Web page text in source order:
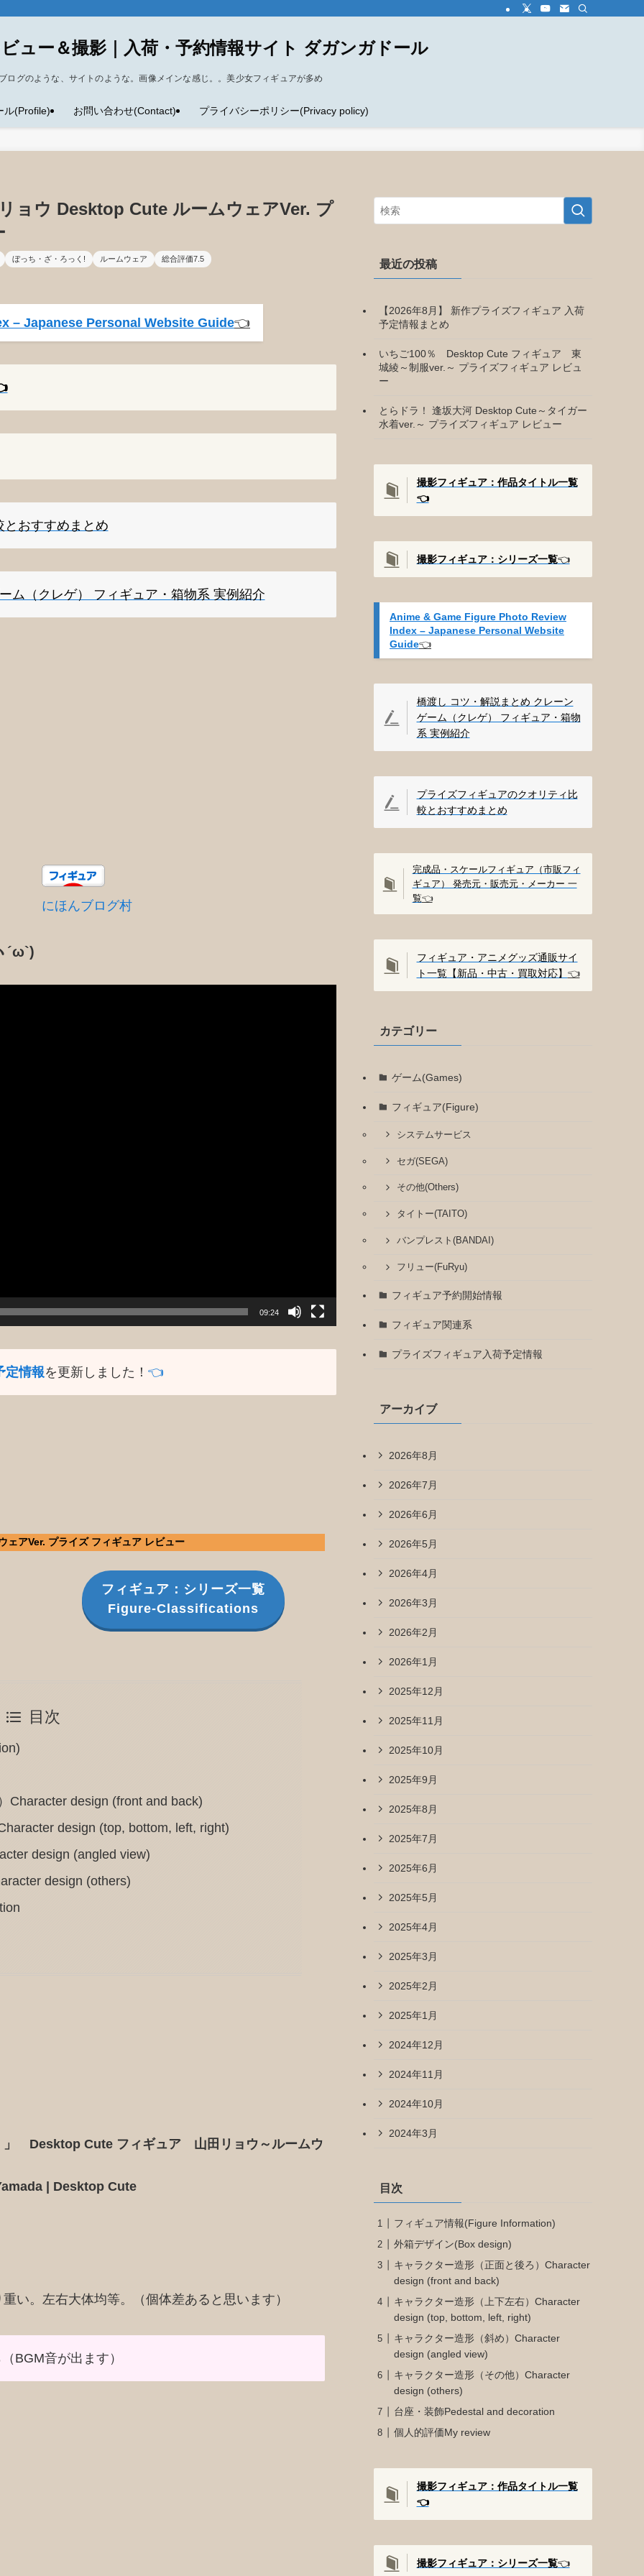
ュー＆撮影｜入荷・予約情報サイト ダガンガドール
ブログのような、サイトのような。画像メインな感じ。。美少女フィギュアが多め
ル(Profile) お問い合わせ(Contact) プライバシーポリシー(Privacy policy)
ョウ Desktop Cute ルームウェアVer. プ
ぼっち・ざ・ろっく! ルームウェア 総合評価7.5
– Japanese Personal Website Guide👈️
とおすすめまとめ
ム（クレゲ） フィギュア・箱物系 実例紹介
にほんブログ村
´ω`)
09:24
定情報を更新しました！ 👈️
アVer. プライズ フィギュア レビュー
フィギュア：シリーズ一覧
Figure-Classifications
目次
Character design (front and back)
design (top, bottom, left, right)
design (angled view)
design (others)
」 Desktop Cute フィギュア 山田リョウ～ルームウ
| Desktop Cute
い。左右大体均等。（個体差あると思います）
BGM音が出ます）
最近の投稿
【2026年8月】 新作プライズフィギュア 入荷
予定情報まとめ
いちご100％ Desktop Cute フィギュア 東
城綾～制服ver.～ プライズフィギュア レビュ
ー
とらドラ！ 逢坂大河 Desktop Cute～タイガー
水着ver.～ プライズフィギュア レビュー
撮影フィギュア：作品タイトル一覧
👈️
撮影フィギュア：シリーズ一覧👈️
Anime & Game Figure Photo Review
Index – Japanese Personal Website
Guide👈️
橋渡し コツ・解説まとめ クレーン
ゲーム（クレゲ） フィギュア・箱物
系 実例紹介
プライズフィギュアのクオリティ比
較とおすすめまとめ
完成品・スケールフィギュア（市販フィ
ギュア） 発売元・販売元・メーカー 一
覧👈️
フィギュア・アニメグッズ通販サイ
ト一覧【新品・中古・買取対応】 👈️
カテゴリー
ゲーム(Games)
フィギュア(Figure)
システムサービス
セガ(SEGA)
その他(Others)
タイトー(TAITO)
バンプレスト(BANDAI)
フリュー(FuRyu)
フィギュア予約開始情報
フィギュア関連系
プライズフィギュア入荷予定情報
アーカイブ
2026年8月
2026年7月
2026年6月
2026年5月
2026年4月
2026年3月
2026年2月
2026年1月
2025年12月
2025年11月
2025年10月
2025年9月
2025年8月
2025年7月
2025年6月
2025年5月
2025年4月
2025年3月
2025年2月
2025年1月
2024年12月
2024年11月
2024年10月
2024年3月
目次
フィギュア情報(Figure Information)
外箱デザイン(Box design)
キャラクター造形（正面と後ろ）Character
design (front and back)
キャラクター造形（上下左右）Character
design (top, bottom, left, right)
キャラクター造形（斜め）Character
design (angled view)
キャラクター造形（その他）Character
design (others)
台座・装飾Pedestal and decoration
個人的評価My review
撮影フィギュア：作品タイトル一覧
👈️
撮影フィギュア：シリーズ一覧👈️